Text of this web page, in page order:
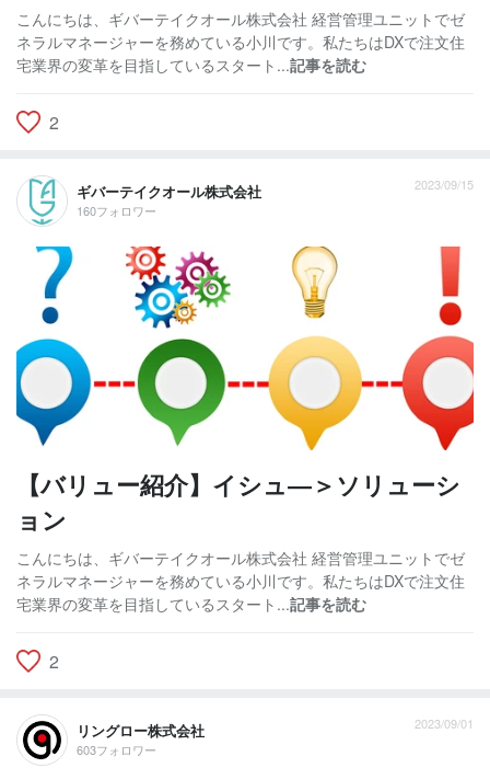
こんにちは、ギバーテイクオール株式会社 経営管理ユニットでゼ
ネラルマネージャーを務めている小川です。私たちはDXで注文住
宅業界の変革を目指しているスタート...記事を読む
2
ギバーテイクオール株式会社
160フォロワー
2023/09/15
【バリュー紹介】イシュ―＞ソリューシ
ョン
こんにちは、ギバーテイクオール株式会社 経営管理ユニットでゼ
ネラルマネージャーを務めている小川です。私たちはDXで注文住
宅業界の変革を目指しているスタート...記事を読む
2
リングロー株式会社
603フォロワー
2023/09/01